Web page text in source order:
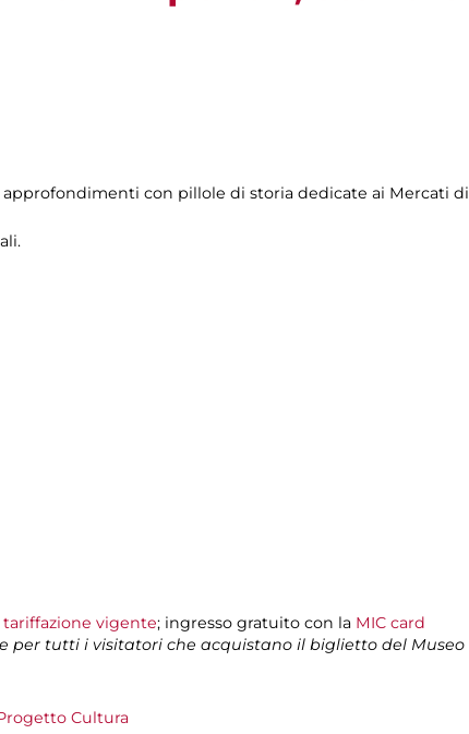
con pillole di storia dedicate ai Mercati di
tariffazione vigente; ingresso gratuito con la MIC card
per tutti i visitatori che acquistano il biglietto del Museo
Cultura